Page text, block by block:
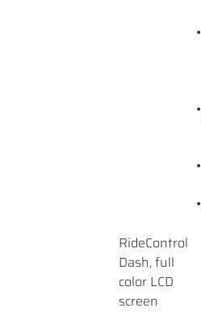
RideControl
Dash, full
color LCD
screen